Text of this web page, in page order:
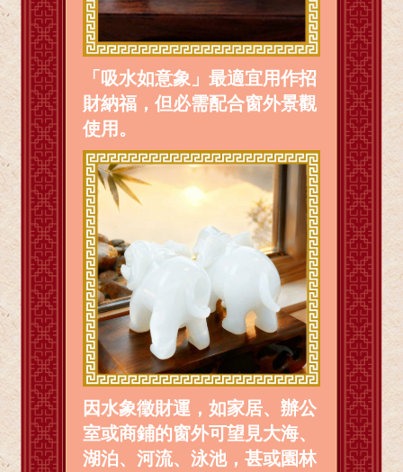
「吸水如意象」最適宜用作招
財納福，但必需配合窗外景觀
使用。
因水象徵財運，如家居、辦公
室或商鋪的窗外可望見大海、
湖泊、河流、泳池，甚或園林